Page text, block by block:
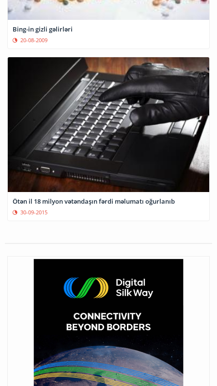
Bing-in gizli gəlirləri
20-08-2009
Ötən il 18 milyon vətəndaşın fərdi məlumatı oğurlanıb
30-09-2015